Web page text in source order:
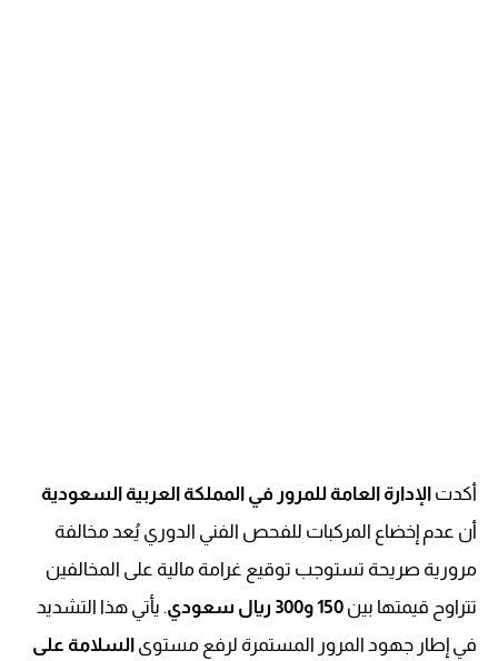
أكدت الإدارة العامة للمرور في المملكة العربية السعودية
أن عدم إخضاع المركبات للفحص الفني الدوري يُعد مخالفة
مرورية صريحة تستوجب توقيع غرامة مالية على المخالفين
تتراوح قيمتها بين 150 و300 ريال سعودي
. يأتي هذا التشديد
في إطار جهود المرور المستمرة لرفع مستوى السلامة على